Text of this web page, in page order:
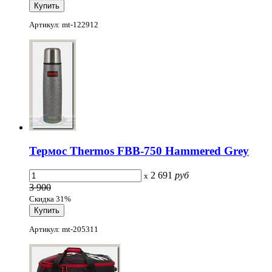
Артикул: mt-122912
Термос Thermos FBB-750 Hammered Grey
x 2 691 руб
3 900
Скидка 31%
Артикул: mt-205311